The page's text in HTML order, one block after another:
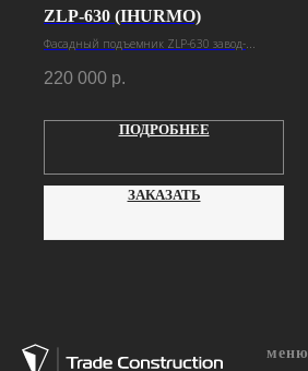
ZLP-630 (IHURMO)
Фасадный подъемник ZLP-630 завод-
220 000 р.
ПОДРОБНЕЕ
ЗАКАЗАТЬ
меню